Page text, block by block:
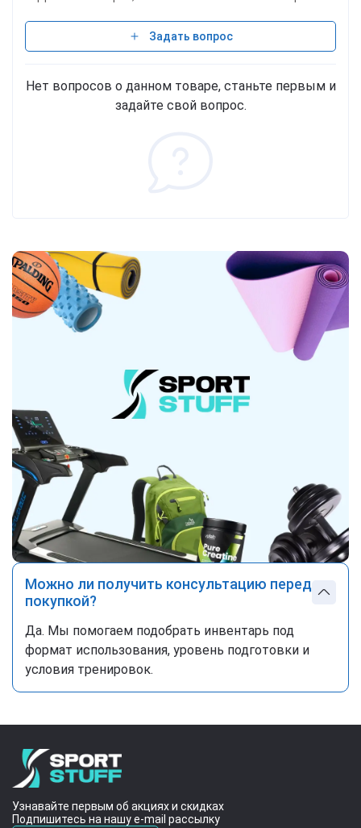
Задать вопрос
Нет вопросов о данном товаре, станьте первым и
задайте свой вопрос.
Можно ли получить консультацию перед
покупкой?
Да. Мы помогаем подобрать инвентарь под
формат использования, уровень подготовки и
условия тренировок.
Узнавайте первым об акциях и скидках
Подпишитесь на нашу e-mail рассылку